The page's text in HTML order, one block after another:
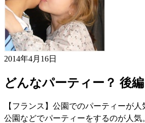
2014年4月16日
どんなパーティー？ 後編
【フランス】公園でのパーティーが人
公園などでパーティーをするのが人